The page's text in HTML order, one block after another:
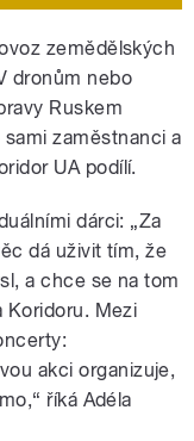
zemědělských
dronům nebo
Ruskem
zaměstnanci a
UA podílí.
dárci: „Za
dá uživit tím, že
a chce se na tom
Koridoru. Mezi
akci organizuje,
říká Adéla